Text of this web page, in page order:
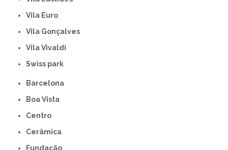
Vila Euro
Vila Gonçalves
Vila Vivaldi
swiss park
Barcelona
Boa Vista
Centro
Cerâmica
Fundação